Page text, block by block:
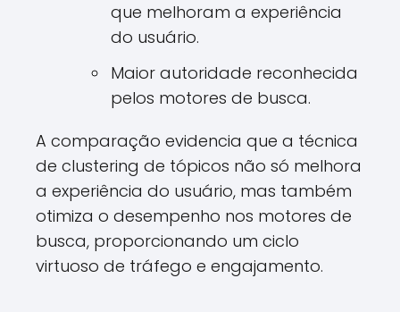
que melhoram a experiência
do usuário.
Maior autoridade reconhecida
pelos motores de busca.
A comparação evidencia que a técnica
de clustering de tópicos não só melhora
a experiência do usuário, mas também
otimiza o desempenho nos motores de
busca, proporcionando um ciclo
virtuoso de tráfego e engajamento.